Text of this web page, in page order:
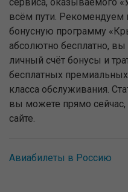
всём пути. Рекомендуем
бонусную программу
абсолютно бесплатно,
личный счёт бонусы и
бесплатных
класса обслуживания.
вы можете прямо
сайте.
Авиабилеты в Россию